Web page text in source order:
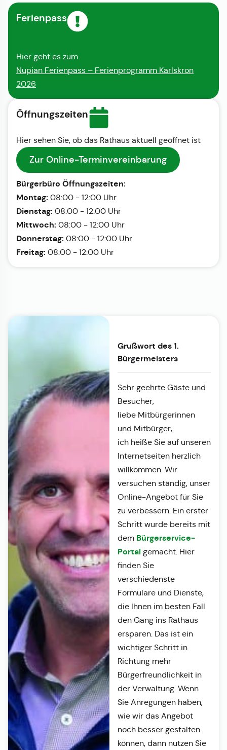
Ferienpass
Hier geht es zum
Nupian Ferienpass – Ferienprogramm Karlskron
2026
Öffnungszeiten
Hier sehen Sie, ob das Rathaus aktuell geöffnet ist
Zur Online-Terminvereinbarung
Bürgerbüro Öffnungszeiten:
Montag: 08:00 - 12:00 Uhr
Dienstag: 08:00 - 12:00 Uhr
Mittwoch: 08:00 - 12:00 Uhr
Donnerstag: 08:00 - 12:00 Uhr
Freitag: 08:00 - 12:00 Uhr
Grußwort des 1.
Bürgermeisters
Sehr geehrte Gäste und
Besucher,
liebe Mitbürgerinnen
und Mitbürger,
ich heiße Sie auf unseren
Internetseiten herzlich
willkommen. Wir
versuchen ständig, unser
Online-Angebot für Sie
zu verbessern. Ein erster
Schritt wurde bereits mit
dem Bürgerservice-
Portalgemacht. Hier
finden Sie
verschiedenste
Formulare und Dienste,
die Ihnen im besten Fall
den Gang ins Rathaus
ersparen. Das ist ein
wichtiger Schritt in
Richtung mehr
Bürgerfreundlichkeit in
der Verwaltung. Wenn
Sie Anregungen haben,
wie wir das Angebot
noch besser gestalten
können, dann nutzen Sie